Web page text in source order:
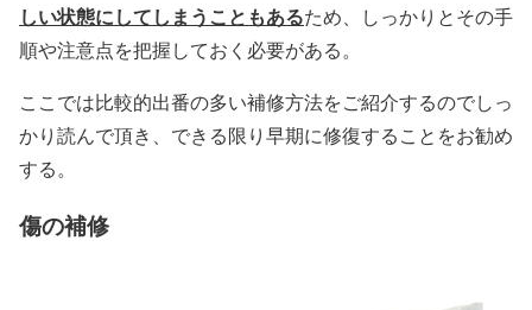
しい状態にしてしまうこともあるため、しっかりとその手
順や注意点を把握しておく必要がある。
ここでは比較的出番の多い補修方法をご紹介するのでしっ
かり読んで頂き、できる限り早期に修復することをお勧め
する。
傷の補修